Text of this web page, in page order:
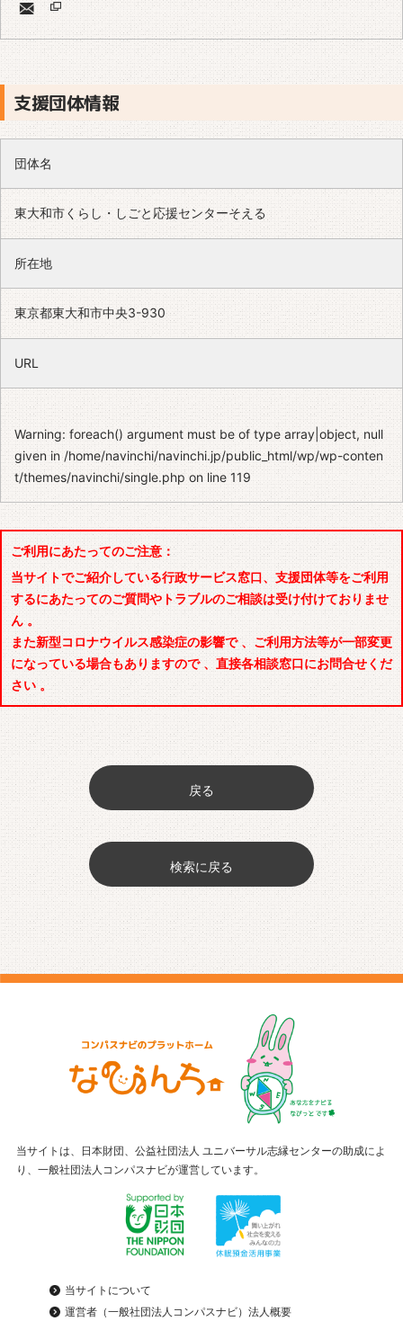
支援団体情報
団体名
東大和市くらし・しごと応援センターそえる
所在地
東京都東大和市中央3-930
URL
Warning: foreach() argument must be of type array|object, null
given in/home/navinchi/navinchi.jp/public_html/wp/wp-conten
t/themes/navinchi/single.phpon line119
ご利用にあたってのご注意：
当サイトでご紹介している行政サービス窓口、支援団体等をご利用
するにあたってのご質問やトラブルのご相談は受け付けておりませ
ん 。
また新型コロナウイルス感染症の影響で 、ご利用方法等が一部変更
になっている場合もありますので 、直接各相談窓口にお問合せくだ
さい 。
戻る
検索に戻る
当サイトは、日本財団、公益社団法人 ユニバーサル志縁センターの助成によ
り、一般社団法人コンパスナビが運営しています。
当サイトについて
運営者（一般社団法人コンパスナビ）法人概要